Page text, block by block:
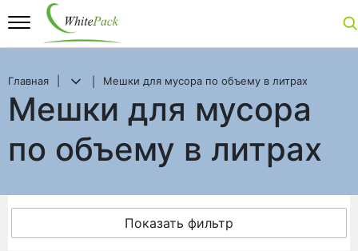
Главная Мешки для мусора по объему в литрах
Мешки для мусора
по объему в литрах
Показать фильтр